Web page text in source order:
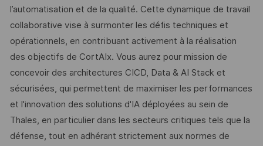
l’automatisation et de la qualité. Cette dynamique de travail
collaborative vise à surmonter les défis techniques et
opérationnels, en contribuant activement à la réalisation
des objectifs de CortAIx. Vous aurez pour mission de
concevoir des architectures CICD, Data & AI Stack et
sécurisées, qui permettent de maximiser les performances
et l'innovation des solutions d'IA déployées au sein de
Thales, en particulier dans les secteurs critiques tels que la
défense, tout en adhérant strictement aux normes de